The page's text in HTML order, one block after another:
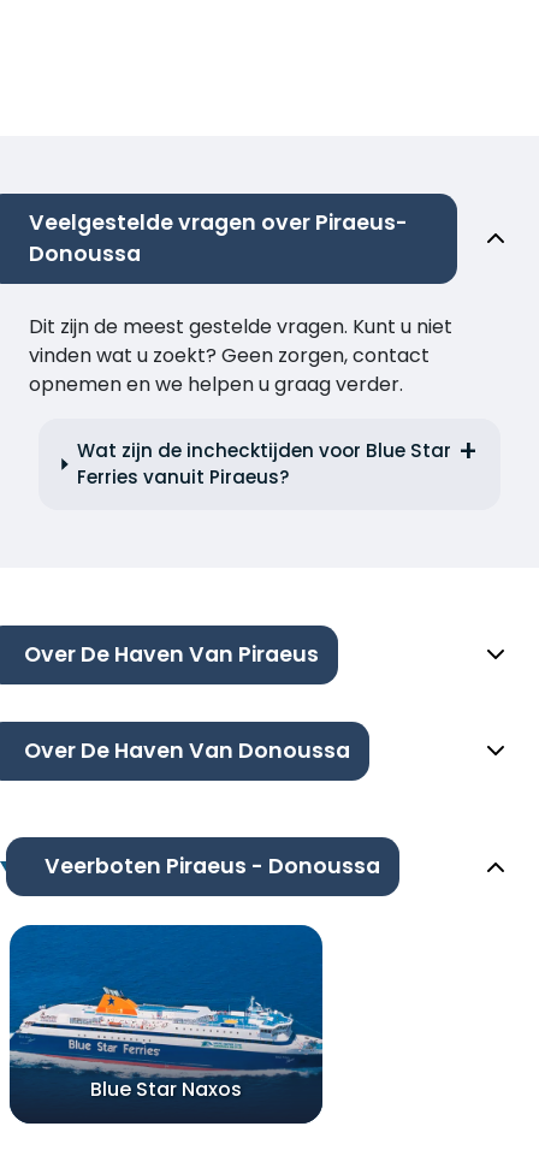
Veelgestelde vragen over Piraeus-
Donoussa
Dit zijn de meest gestelde vragen. Kunt u niet
vinden wat u zoekt? Geen zorgen, contact
opnemen en we helpen u graag verder.
Wat zijn de inchecktijden voor Blue Star
Ferries vanuit Piraeus?
Over De Haven Van Piraeus
Over De Haven Van Donoussa
Veerboten Piraeus - Donoussa
Blue Star Naxos